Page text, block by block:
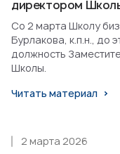
директором
Со 2 марта Школу
Бурлакова, к.п.н., до
должность
Школы.
Читать материал
2 марта 2026